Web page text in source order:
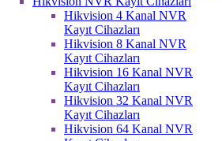
Hikvision 4 Kanal NVR
Kayıt Cihazları
Hikvision 8 Kanal NVR
Kayıt Cihazları
Hikvision 16 Kanal NVR
Kayıt Cihazları
Hikvision 32 Kanal NVR
Kayıt Cihazları
Hikvision 64 Kanal NVR